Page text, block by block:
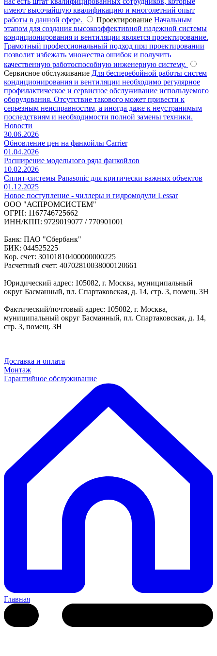
имеют высочайшую квалификацию и многолетний опыт
работы в данной сфере.
Проектирование Начальным
этапом для создания высокоэффективной надежной системы
кондиционирования и вентиляции является проектирование.
Грамотный профессиональный подход при проектировании
позволит избежать множества ошибок и получить
качественную работоспособную инженерную систему.
Сервисное обслуживание Для бесперебойной работы систем
кондиционирования и вентиляции необходимо регулярное
профилактическое и сервисное обслуживание используемого
оборудования. Отсутствие такового может привести к
серьезным неисправностям, а иногда даже к неустранимым
последствиям и необходимости полной замены техники.
Новости
30.06.2026
Обновление цен на фанкойлы Carrier
01.04.2026
Расширение модельного ряда фанкойлов
10.02.2026
Сплит-системы Panasonic для критически важных объектов
01.12.2025
Новое поступление - чиллеры и гидромодули Lessar
ООО "АСПРОМСИСТЕМ"
ОГРН: 1167746725662
ИНН/КПП: 9729019077 / 770901001
Банк: ПАО "Сбербанк"
БИК: 044525225
Кор. счет: 30101810400000000225
Расчетный счет: 40702810038000120661
Юридический адрес: 105082, г. Москва, муниципальный
округ Басманный, пл. Спартаковская, д. 14, стр. 3, помещ. 3Н
Фактический/почтовый адрес: 105082, г. Москва,
муниципальный округ Басманный, пл. Спартаковская, д. 14,
стр. 3, помещ. 3Н
Доставка и оплата
Монтаж
Гарантийное обслуживание
Главная